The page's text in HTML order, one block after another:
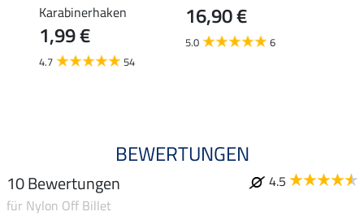
Karabinerhaken
1,99 €
4.7 54
16,90 €
5.0 6
BEWERTUNGEN
10 Bewertungen
4.5
für Nylon Off Billet